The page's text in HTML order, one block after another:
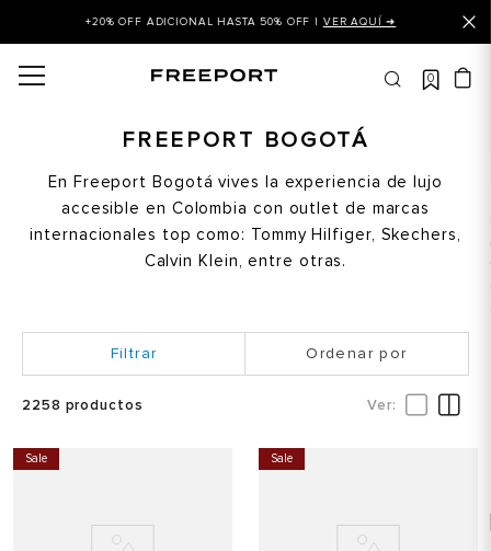
+20% OFF ADICIONAL HASTA 50% OFF | VER AQUÍ ➜
0
FREEPORT BOGOTÁ
En Freeport Bogotá vives la experiencia de lujo
accesible en Colombia con outlet de marcas
internacionales top como: Tommy Hilfiger, Skechers,
Calvin Klein, entre otras.
Ordenar por
2258 productos
Sale Sale
balance 327
tommy hilfiger
mujer